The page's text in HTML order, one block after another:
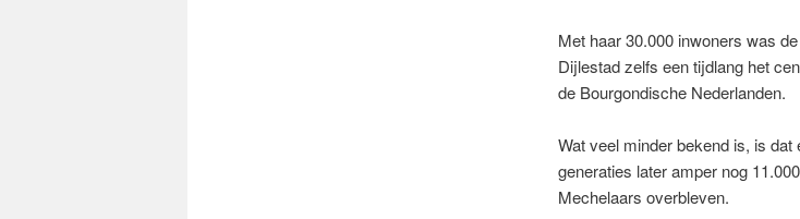
Met haar 30.000 inwoners was de
Dijlestad zelfs een tijdlang het
de Bourgondische Nederlanden.
Wat veel minder bekend is, is dat
generaties later amper nog 11.000
Mechelaars overbleven.